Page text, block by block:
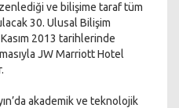
ve bilişime taraf tüm
30. Ulusal Bilişim
2013 tarihlerinde
JW Marriott Hotel
akademik ve teknolojik